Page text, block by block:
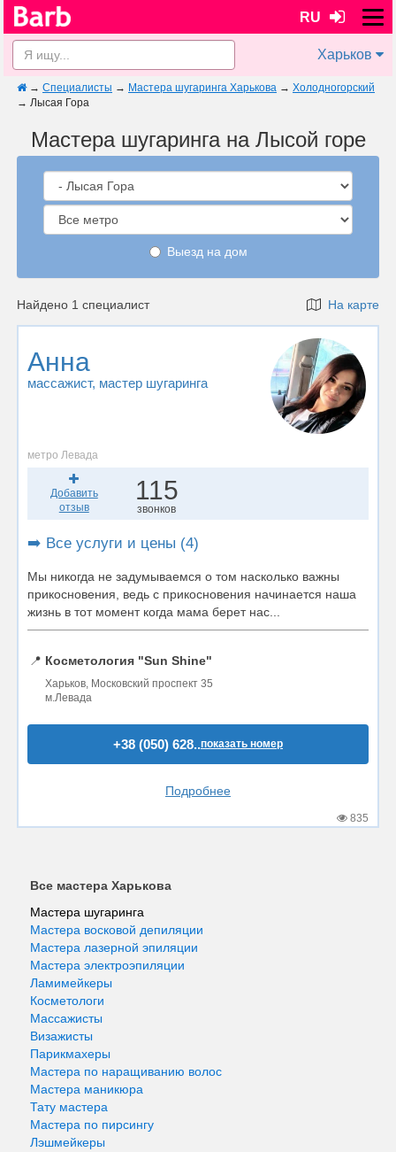
RU
Харьков
→ Специалисты → Мастера шугаринга Харькова → Холодногорский
→ Лысая Гора
Мастера шугаринга на Лысой горе
Выезд на дом
Найдено 1 специалист На карте
Анна
массажист, мастер шугаринга
метро Левада
Добавить
отзыв
115
звонков
➡️ Все услуги и цены (4)
Мы никогда не задумываемся о том насколько важны
прикосновения, ведь с прикосновения начинается наша
жизнь в тот момент когда мама берет нас...
📍 Косметология "Sun Shine"
Харьков, Московский проспект 35
м.Левада
+38 (050) 628..показать номер
Подробнее
835
Все мастера Харькова
Мастера шугаринга
Мастера восковой депиляции
Мастера лазерной эпиляции
Мастера электроэпиляции
Ламимейкеры
Косметологи
Массажисты
Визажисты
Парикмахеры
Мастера по наращиванию волос
Мастера маникюра
Тату мастера
Мастера по пирсингу
Лэшмейкеры